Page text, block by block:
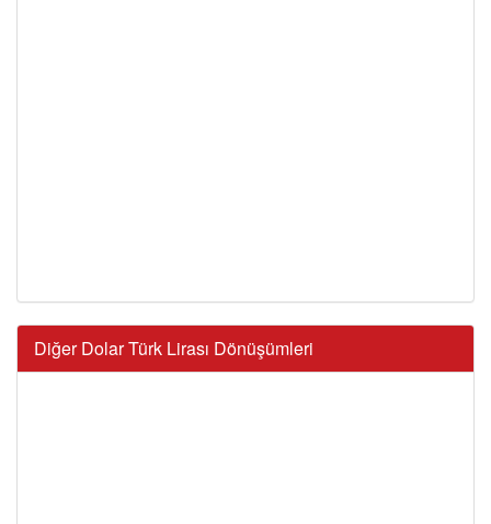
Diğer Dolar Türk Lirası Dönüşümleri